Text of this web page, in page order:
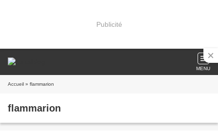
Publicité
MENU
Accueil » flammarion
flammarion